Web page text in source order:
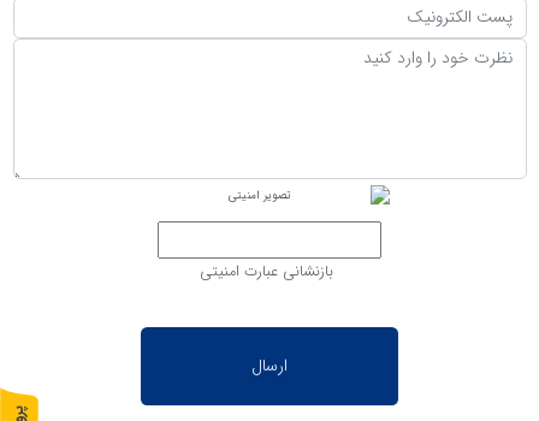
بازنشانی عبارت امنیتی